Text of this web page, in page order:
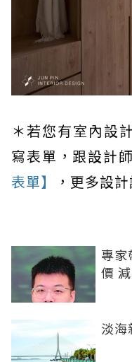
＊若您有室內設
寫表單，跟設計
表單】
，更多設
專
價
淡海